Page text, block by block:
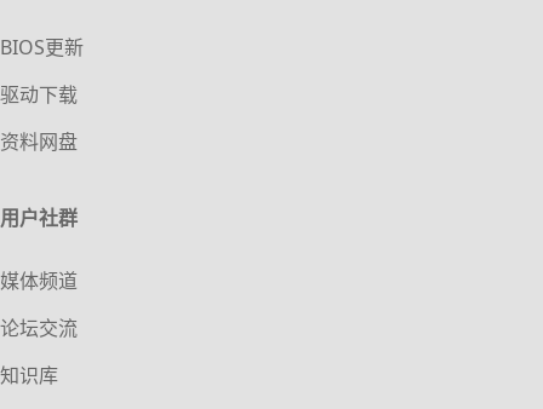
BIOS更新
驱动下载
资料网盘
用户社群
媒体频道
论坛交流
知识库